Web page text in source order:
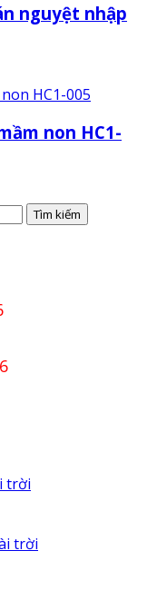
nguyệt nhập
non HC1-
trời
trời